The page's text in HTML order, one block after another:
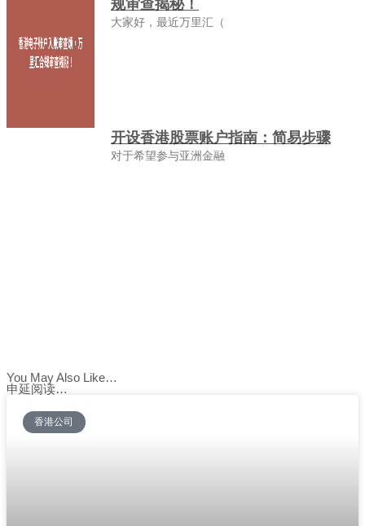
规审查揭秘！
大家好，最近万里汇（
开设香港股票账户指南：简易步骤
对于希望参与亚洲金融
You May Also Like…
申延阅读…
香港公司